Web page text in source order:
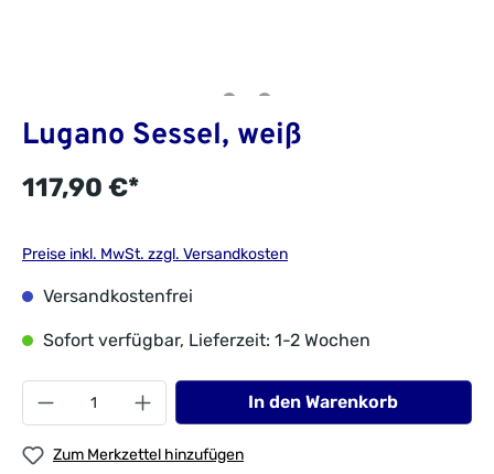
Lugano Sessel, weiß
117,90 €*
Preise inkl. MwSt. zzgl. Versandkosten
Versandkostenfrei
Sofort verfügbar, Lieferzeit: 1-2 Wochen
In den Warenkorb
Zum Merkzettel hinzufügen